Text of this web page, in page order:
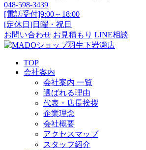
048-598-3439
[電話受付]9:00～18:00
[定休日]日曜・祝日
お問い合わせ お見積もり LINE相談
TOP
会社案内
会社案内 一覧
選ばれる理由
代表・店長挨拶
企業理念
会社概要
アクセスマップ
スタッフ紹介